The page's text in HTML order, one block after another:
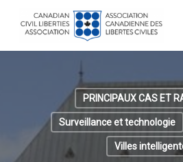
PRINCIPAUX CAS ET
Surveillance et technologie
Villes